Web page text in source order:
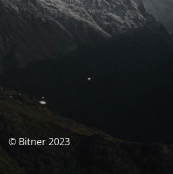
© Bitner 2023